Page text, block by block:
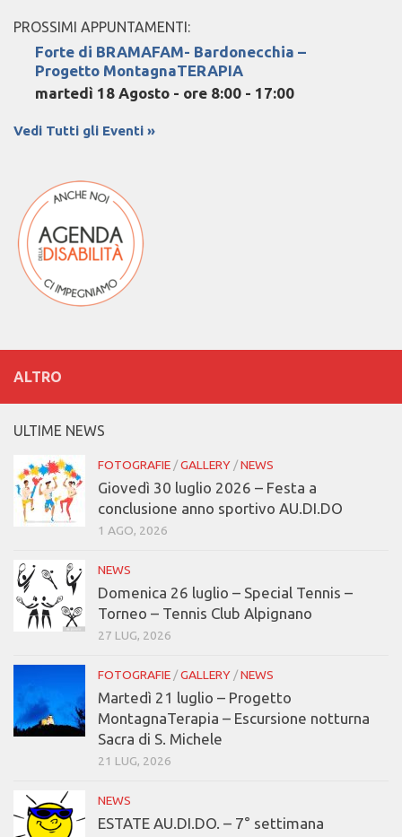
PROSSIMI APPUNTAMENTI:
Forte di BRAMAFAM- Bardonecchia –
Progetto MontagnaTERAPIA
martedì 18 Agosto - ore 8:00 - 17:00
Vedi Tutti gli Eventi »
ALTRO
ULTIME NEWS
FOTOGRAFIE/GALLERY/NEWS
Giovedì 30 luglio 2026 – Festa a
conclusione anno sportivo AU.DI.DO
1 AGO, 2026
NEWS
Domenica 26 luglio – Special Tennis –
Torneo – Tennis Club Alpignano
27 LUG, 2026
FOTOGRAFIE/GALLERY/NEWS
Martedì 21 luglio – Progetto
MontagnaTerapia – Escursione notturna
Sacra di S. Michele
21 LUG, 2026
NEWS
ESTATE AU.DI.DO. – 7° settimana